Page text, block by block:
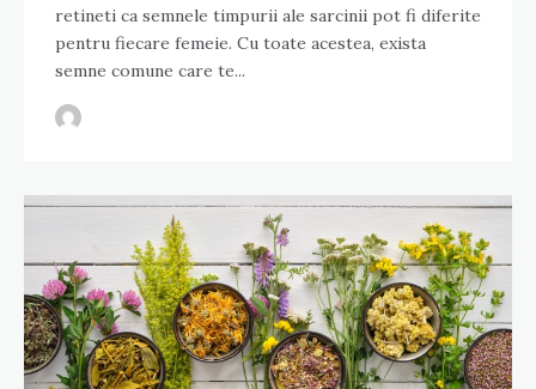
retineti ca semnele timpurii ale sarcinii pot fi diferite
pentru fiecare femeie. Cu toate acestea, exista
semne comune care te...